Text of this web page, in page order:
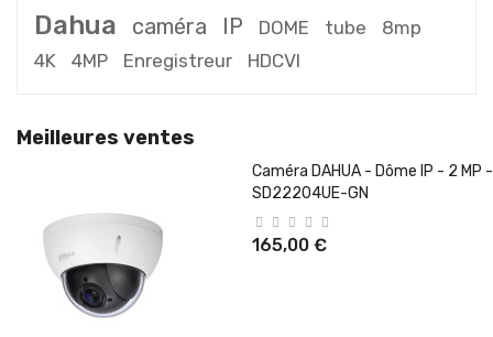
Dahua caméra IP DOME tube
8mp
4K
4MP Enregistreur HDCVI
Meilleures ventes
Caméra DAHUA - Dôme IP - 2 MP -
SD22204UE-GN
165,00 €